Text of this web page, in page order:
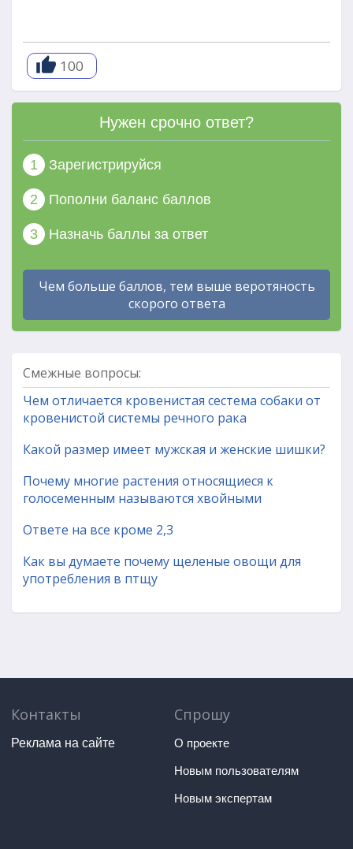
100
Нужен срочно ответ?
1 Зарегистрируйся
2 Пополни баланс баллов
3 Назначь баллы за ответ
Чем больше баллов, тем выше веротяность
скорого ответа
Смежные вопросы:
Чем отличается кровенистая сестема собаки от
кровенистой системы речного рака
Какой размер имеет мужская и женские шишки?
Почему многие растения относящиеся к
голосеменным называются хвойными
Ответе на все кроме 2,3
Как вы думаете почему щеленые овощи для
употребления в птщу
Контакты
Реклама на сайте
Спрошу
О проекте
Новым пользователям
Новым экспертам